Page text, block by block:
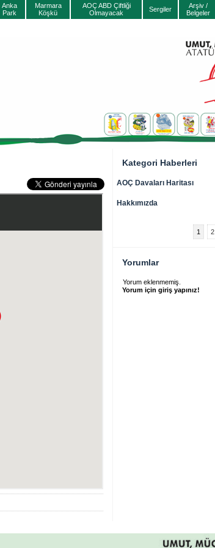
Anka
Park
Marmara
Köşkü
AOÇ ABD Çiftliği
Olmayacak
Sergiler
Arşiv /
Belgeler
Kategori Haberleri
AOÇ Davaları Haritası
Hakkımızda
1 2
Yorumlar
Yorum eklenmemiş.
Yorum için giriş yapınız!